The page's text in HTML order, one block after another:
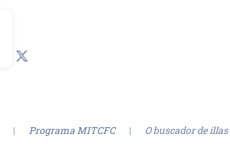
Programa MITCFC O buscador de illas